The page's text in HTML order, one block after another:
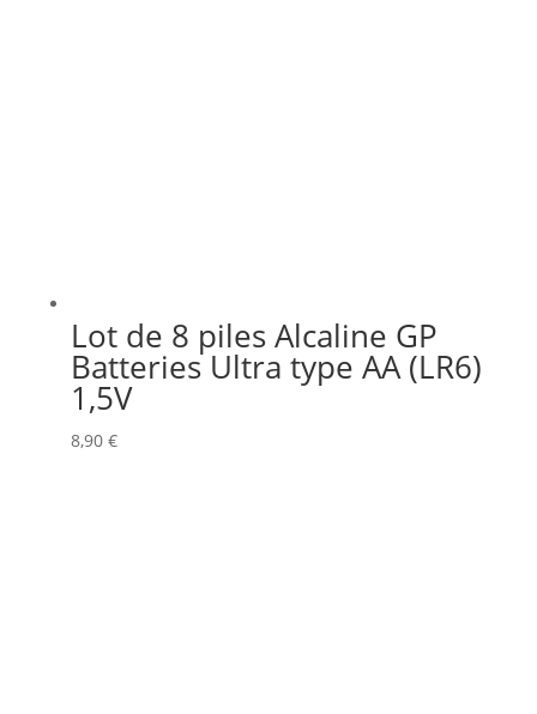
Lot de 8 piles Alcaline GP
Batteries Ultra type AA (LR6)
1,5V
8,90 €